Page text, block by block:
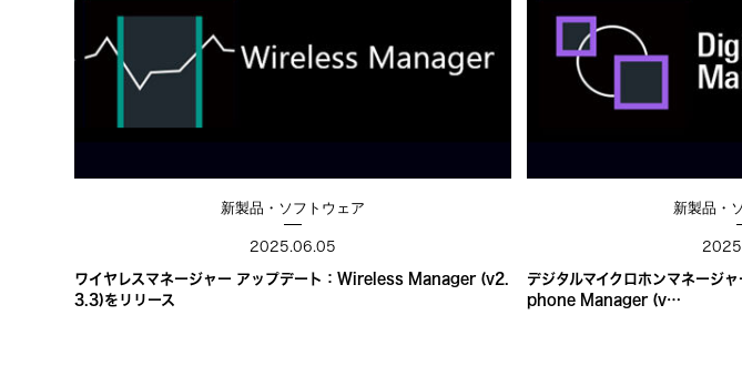
新製品・ソフトウェア
2025.06.05
ワイヤレスマネージャー アップデート：Wireless Manager (v2.
3.3)をリリース
新製品・
デジタルマイクロホンマネー
phone Manager (v…